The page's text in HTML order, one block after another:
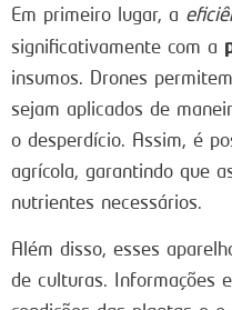
Em primeiro lugar, a
significativamente com a
insumos. Drones
sejam aplicados de
o desperdício. Assim, é
agrícola, garantindo que
nutrientes necessários.
Além disso, esses
de culturas. Informações